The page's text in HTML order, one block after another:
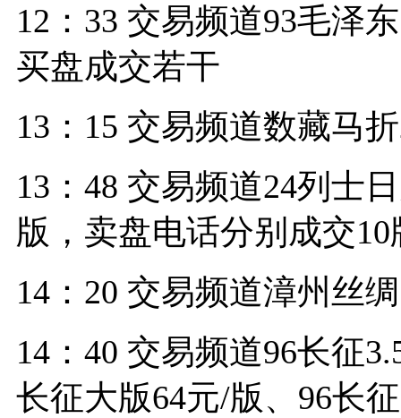
12：33 交易频道93毛泽
买盘成交若干
13：15 交易频道数藏马
13：48 交易频道24列士
版，卖盘电话分别成交10
14：20 交易频道漳州丝
14：40 交易频道96长征
长征大版64元/版、96长